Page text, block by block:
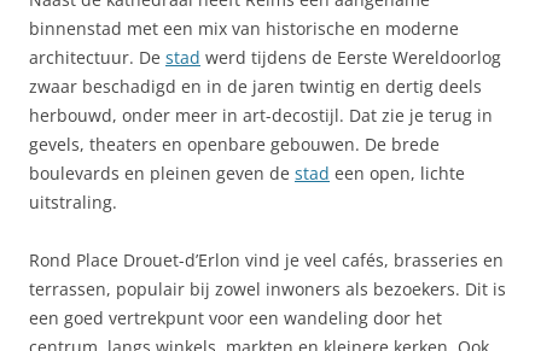
binnenstad met een mix van historische en moderne
architectuur. De stad werd tijdens de Eerste Wereldoorlog
zwaar beschadigd en in de jaren twintig en dertig deels
herbouwd, onder meer in art-decostijl. Dat zie je terug in
gevels, theaters en openbare gebouwen. De brede
boulevards en pleinen geven de stad een open, lichte
uitstraling.
Rond Place Drouet-d’Erlon vind je veel cafés, brasseries en
terrassen, populair bij zowel inwoners als bezoekers. Dit is
een goed vertrekpunt voor een wandeling door het